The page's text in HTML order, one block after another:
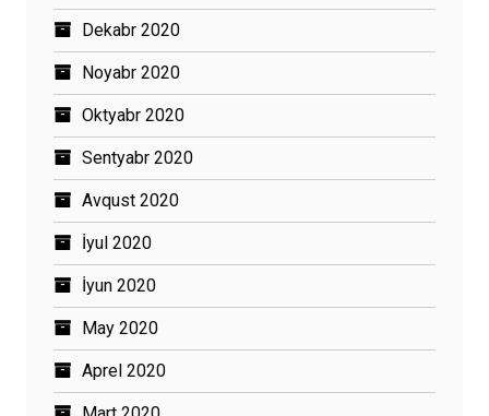
Dekabr 2020
Noyabr 2020
Oktyabr 2020
Sentyabr 2020
Avqust 2020
İyul 2020
İyun 2020
May 2020
Aprel 2020